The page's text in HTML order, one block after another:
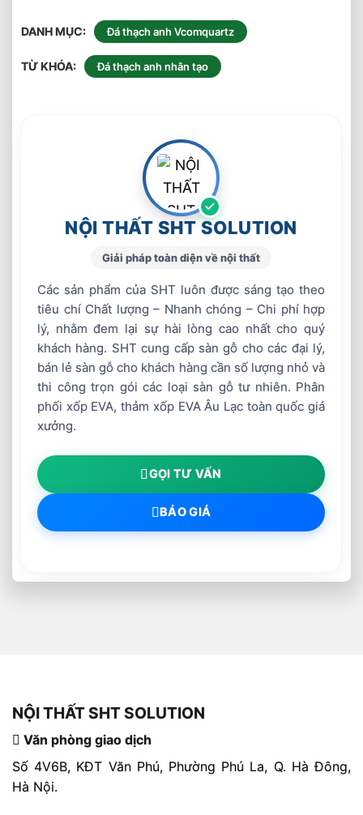
DANH MỤC Đá thạch anh Vcomquartz
TỪ KHÓA Đá thạch anh nhân tạo
NỘI THẤT SHT SOLUTION
Giải pháp toàn diện về nội thất
Các sản phẩm của SHT luôn được sáng tạo theo
tiêu chí Chất lượng – Nhanh chóng – Chi phí hợp
lý, nhằm đem lại sự hài lòng cao nhất cho quý
khách hàng. SHT cung cấp sàn gỗ cho các đại lý,
bán lẻ sàn gỗ cho khách hàng cần số lượng nhỏ và
thi công trọn gói các loại sàn gỗ tư nhiên. Phân
phối xốp EVA, thảm xốp EVA Âu Lạc toàn quốc giá
xưởng.
GỌI TƯ VẤN
BÁO GIÁ
NỘI THẤT SHT SOLUTION
Văn phòng giao dịch
Số 4V6B, KĐT Văn Phú, Phường Phú La, Q. Hà Đông,
Hà Nội.